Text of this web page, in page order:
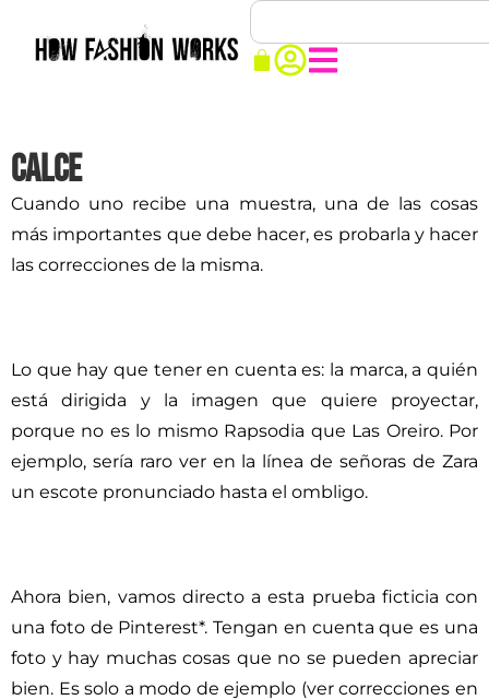
Calce
Cuando uno recibe una muestra, una de las cosas
más importantes que debe hacer, es probarla y hacer
las correcciones de la misma.
Lo que hay que tener en cuenta es: la marca, a quién
está dirigida y la imagen que quiere proyectar,
porque no es lo mismo Rapsodia que Las Oreiro. Por
ejemplo, sería raro ver en la línea de señoras de Zara
un escote pronunciado hasta el ombligo.
Ahora bien, vamos directo a esta prueba ficticia con
una foto de Pinterest*. Tengan en cuenta que es una
foto y hay muchas cosas que no se pueden apreciar
bien. Es solo a modo de ejemplo (ver correcciones en